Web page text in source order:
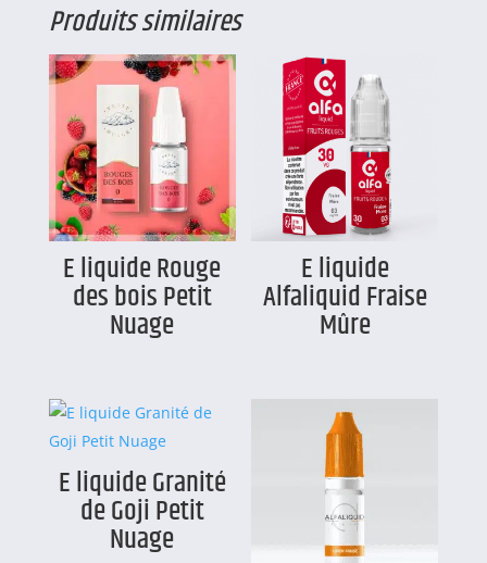
Produits similaires
E liquide Rouge
des bois Petit
Nuage
E liquide
Alfaliquid Fraise
Mûre
E liquide Granité
de Goji Petit
Nuage